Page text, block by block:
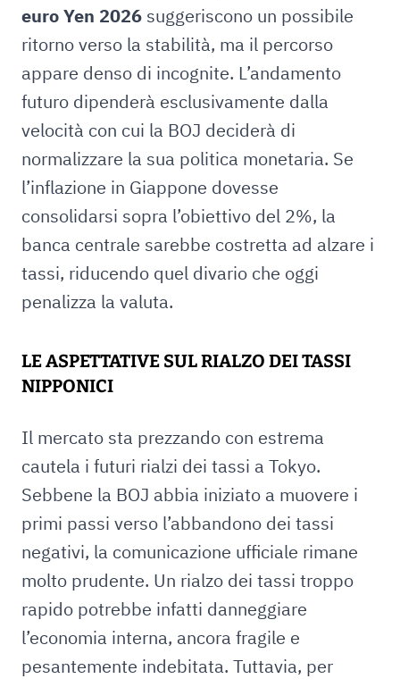
euro Yen 2026 suggeriscono un possibile
ritorno verso la stabilità, ma il percorso
appare denso di incognite. L’andamento
futuro dipenderà esclusivamente dalla
velocità con cui la BOJ deciderà di
normalizzare la sua politica monetaria. Se
l’inflazione in Giappone dovesse
consolidarsi sopra l’obiettivo del 2%, la
banca centrale sarebbe costretta ad alzare i
tassi, riducendo quel divario che oggi
penalizza la valuta.
LE ASPETTATIVE SUL RIALZO DEI TASSI
NIPPONICI
Il mercato sta prezzando con estrema
cautela i futuri rialzi dei tassi a Tokyo.
Sebbene la BOJ abbia iniziato a muovere i
primi passi verso l’abbandono dei tassi
negativi, la comunicazione ufficiale rimane
molto prudente. Un rialzo dei tassi troppo
rapido potrebbe infatti danneggiare
l’economia interna, ancora fragile e
pesantemente indebitata. Tuttavia, per